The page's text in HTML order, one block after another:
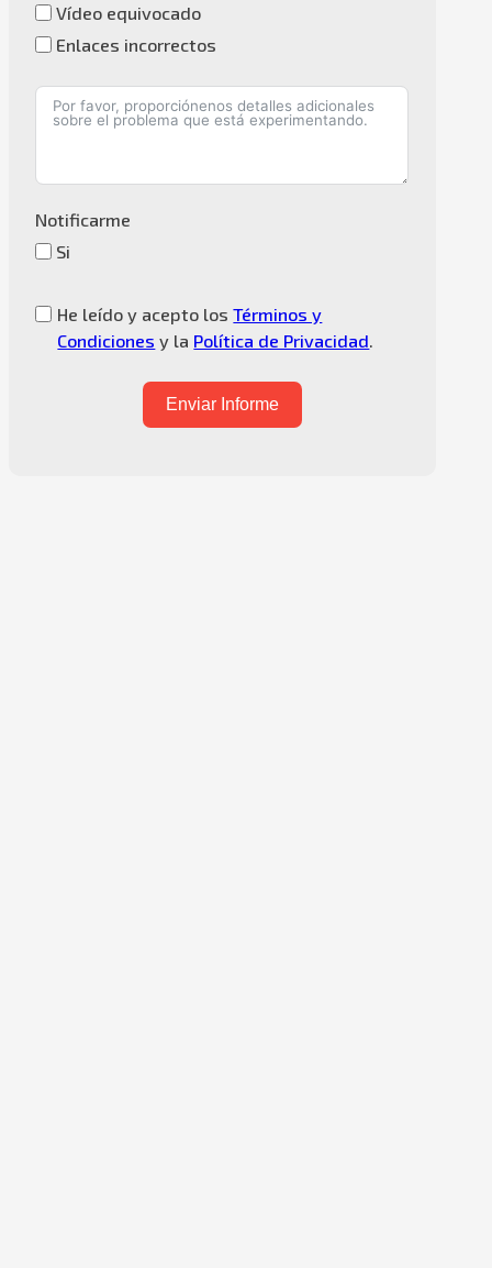
Vídeo equivocado
Enlaces incorrectos
Notificarme
Si
He leído y acepto losTérminos y
Condiciones y la Política de Privacidad
Enviar Informe